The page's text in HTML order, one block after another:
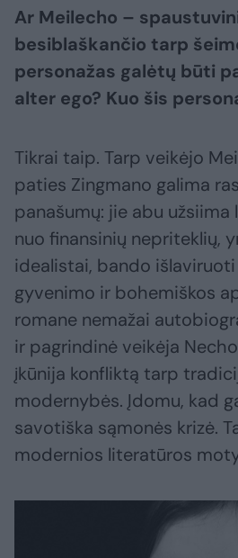
Ar Meilecho –
besiblaškančio tarp
personažas galėtų būti
alter ego? Kuo šis
Tikrai taip. Tarp veikėjo
paties Zingmano galima
panašumų: jie abu užsiima
nuo finansinių nepriteklių,
idealistai, bando
gyvenimo ir bohemiškos
romane nemažai
ir pagrindinė veikėja
įkūnija konfliktą tarp
modernybės. Įdomu, kad
savotiška sąmonės krizė.
modernios literatūros